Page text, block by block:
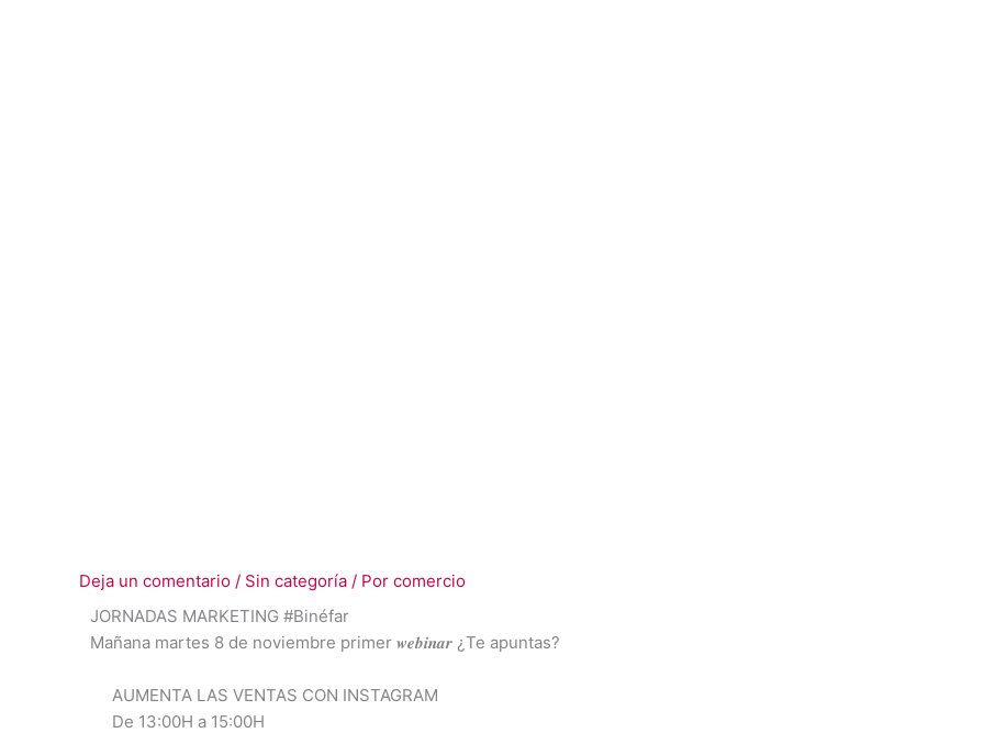
Deja un comentario / Sin categoría / Por comercio
JORNADAS MARKETING #Binéfar
Mañana martes 8 de noviembre primer 𝒘𝒆𝒃𝒊𝒏𝒂𝒓 ¿Te apuntas?
AUMENTA LAS VENTAS CON INSTAGRAM
De 13:00H a 15:00H